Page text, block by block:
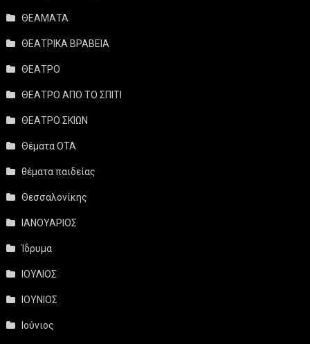
ΘΕΑΜΑΤΑ
ΘΕΑΤΡΙΚΑ ΒΡΑΒΕΙΑ
ΘΕΑΤΡΟ
ΘΕΑΤΡΟ ΑΠΟ ΤΟ ΣΠΙΤΙ
ΘΕΑΤΡΟ ΣΚΙΩΝ
Θέματα ΟΤΑ
θέματα παιδείας
Θεσσαλονίκης
ΙΑΝΟΥΑΡΙΟΣ
Ίδρυμα
ΙΟΥΛΙΟΣ
ΙΟΥΝΙΟΣ
Ιούνιος